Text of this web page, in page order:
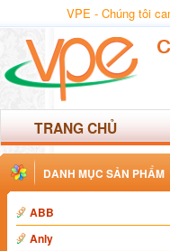
VPE - Chúng tôi
TRANG CHỦ
DANH MỤC SẢN PHẨM
ABB
Anly